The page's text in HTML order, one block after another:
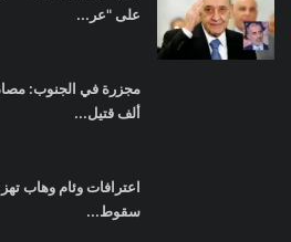
على "عر...
ألف قتيل...
اعترافات وئام وهاب
سقوط...